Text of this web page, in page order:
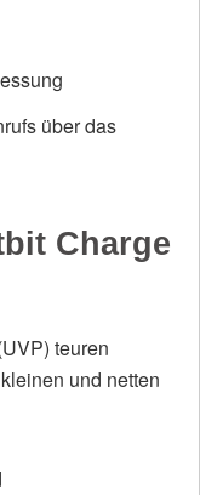
über das
Charge
teuren
und netten